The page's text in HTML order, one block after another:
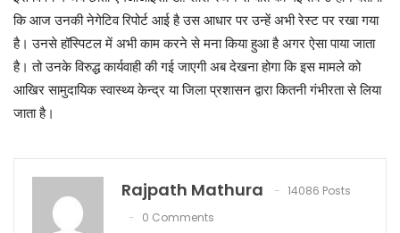
कि आज उनकी नेगेटिव रिपोर्ट आई है उस आधार पर उन्हें अभी रेस्ट पर रखा गया
है। उनसे हॉस्पिटल में अभी काम करने से मना किया हुआ है अगर ऐसा पाया जाता
है। तो उनके विरुद्ध कार्यवाही की गई जाएगी अब देखना होगा कि इस मामले को
आखिर सामुदायिक स्वास्थ्य केन्द्र या जिला प्रशासन द्वारा कितनी गंभीरता से लिया
जाता है।
Rajpath Mathura
14086 Posts
0 Comments